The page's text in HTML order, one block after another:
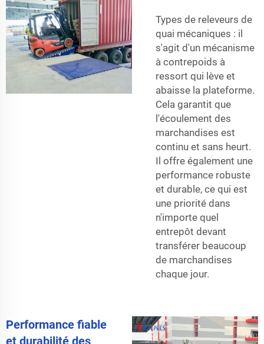
Types de releveurs de
quai mécaniques : il
s'agit d'un mécanisme
à contrepoids à
ressort qui lève et
abaisse la plateforme.
Cela garantit que
l'écoulement des
marchandises est
continu et sans heurt.
Il offre également une
performance robuste
et durable, ce qui est
une priorité dans
n'importe quel
entrepôt devant
transférer beaucoup
de marchandises
chaque jour.
Performance fiable
et durabilité des